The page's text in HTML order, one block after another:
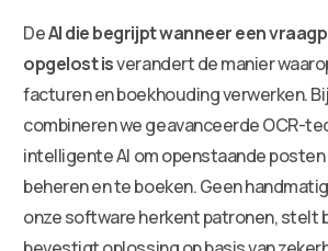
DeAI die begrijpt wanneer een
opgelost isverandert de manier
facturen en boekhouding verwerken.
combineren we geavanceerde OCR-
intelligente AI om openstaande
beheren en te boeken. Geen
onze software herkent patronen, stelt